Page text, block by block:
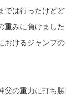
では行ったけどど
重みに負けました
おけるジャンプの
父の重力に打ち勝